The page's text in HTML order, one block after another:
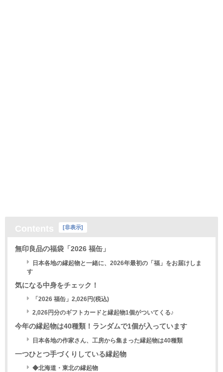
非表示
無印良品の福袋「2026 福缶」
日本各地の縁起物と一緒に、2026年最初の「福」をお届けしま
す
気になる中身をチェック！
「2026 福缶」2,026円(税込)
2,026円分のギフトカードと縁起物1個がついてくる♪
今年の縁起物は40種類！ランダムで1個が入っています
日本各地の作家さん、工房から集まった縁起物は40種類
一つひとつ手づくりしている縁起物
◆北海道・東北の縁起物